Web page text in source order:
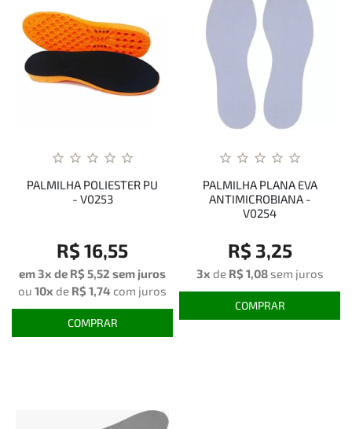
PALMILHA POLIESTER PU
- V0253
R$ 16,55
em 3x de R$ 5,52 sem juros
ou 10x de R$ 1,74 com juros
COMPRAR
PALMILHA PLANA EVA
ANTIMICROBIANA -
V0254
R$ 3,25
3x de R$ 1,08sem juros
COMPRAR